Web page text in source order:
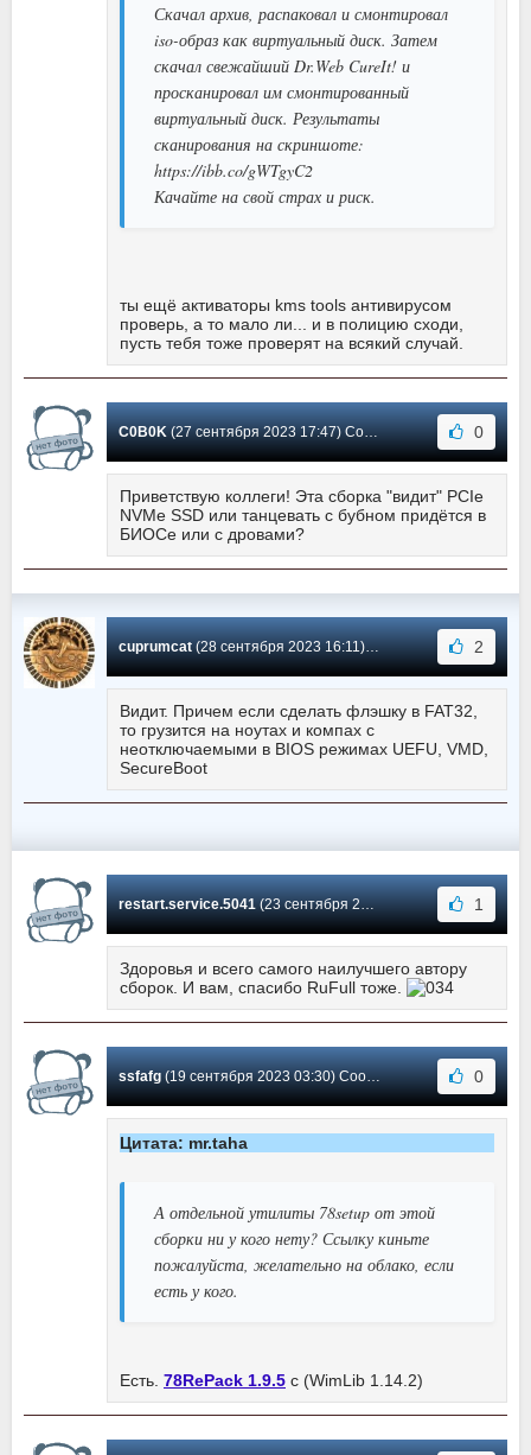
Скачал архив, распаковал и смонтировал
iso-образ как виртуальный диск. Затем
скачал свежайший Dr.Web CureIt! и
просканировал им смонтированный
виртуальный диск. Результаты
сканирования на скриншоте:
https://ibb.co/gWTgyC2
Качайте на свой страх и риск.
ты ещё активаторы kms tools антивирусом
проверь, а то мало ли... и в полицию сходи,
пусть тебя тоже проверят на всякий случай.
C0B0K(27 сентября 2023 17:47) Сообщение #533 0
Приветствую коллеги! Эта сборка "видит" PCIe
NVMe SSD или танцевать с бубном придётся в
БИОСе или с дровами?
cuprumcat(28 сентября 2023 16:11) Сообщение #532 2
Видит. Причем если сделать флэшку в FAT32,
то грузится на ноутах и компах с
неотключаемыми в BIOS режимах UEFU, VMD,
SecureBoot
restart.service.5041(23 сентября 2023 23:46) Сообщение #531 1
Здоровья и всего самого наилучшего автору
сборок. И вам, спасибо RuFull тоже.
ssfafg(19 сентября 2023 03:30) Сообщение #530 0
Цитата: mr.taha
А отдельной утилиты 78setup от этой
сборки ни у кого нету? Ссылку киньте
пожалуйста, желательно на облако, если
есть у кого.
Есть. 78RePack 1.9.5 с (WimLib 1.14.2)